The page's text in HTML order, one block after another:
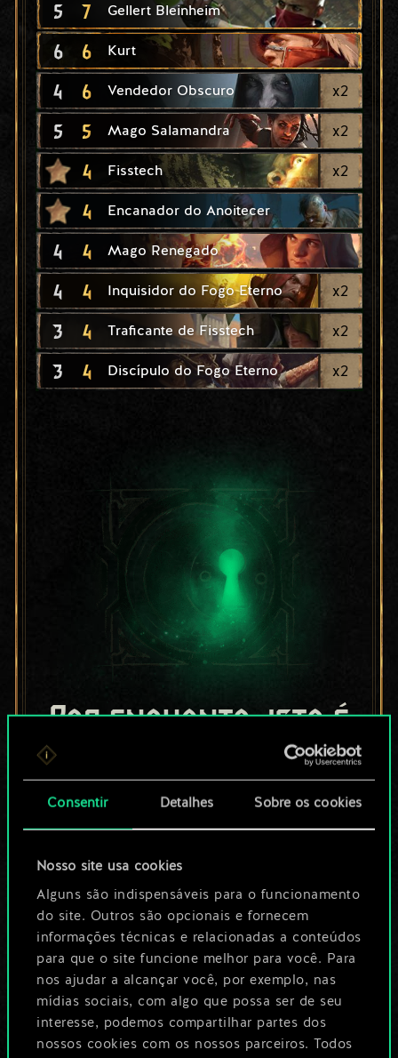
Consentir Detalhes Sobre os cookies
Nosso site usa cookies
Alguns são indispensáveis para o funcionamento
do site. Outros são opcionais e fornecem
informações técnicas e relacionadas a conteúdos
para que o site funcione melhor para você. Para
nos ajudar a alcançar você, por exemplo, nas
mídias sociais, com algo que possa ser de seu
interesse, podemos compartilhar partes dos
nossos cookies com os nossos parceiros. Todos
5 7 Gellert Bleinheim
6 6 Kurt
4 6 Vendedor Obscuro x2
5 5 Mago Salamandra x2
4 Fisstech x2
4 Encanador do Anoitecer
4 4 Mago Renegado
4 4 Inquisidor do Fogo Eterno x2
3 4 Traficante de Fisstech x2
3 4 Discípulo do Fogo Eterno x2
Por enquanto, isto é
apenas um conjunto
de cartas
compartilhado.
No entanto, dá para
ser muito mais!
Dê um nome para este baralho e crie
um guia